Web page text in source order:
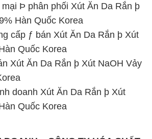
Þ phân phối Xút Ăn Da Rắn þ
Hàn Quốc Korea
cấp ƒ bán Xút Ăn Da Rắn þ Xút
Quốc Korea
Xút Ăn Da Rắn þ Xút NaOH Vảy
doanh Xút Ăn Da Rắn þ Xút
Quốc Korea